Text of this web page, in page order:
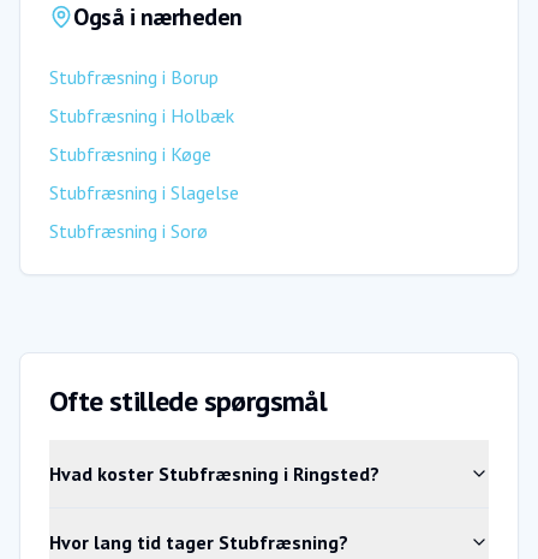
Også i nærheden
Stubfræsning i Borup
Stubfræsning i Holbæk
Stubfræsning i Køge
Stubfræsning i Slagelse
Stubfræsning i Sorø
Ofte stillede spørgsmål
Hvad koster Stubfræsning i Ringsted?
Hvor lang tid tager Stubfræsning?